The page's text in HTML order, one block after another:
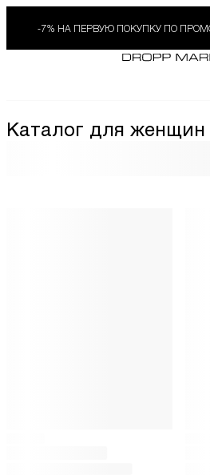
-7% НА ПЕРВУЮ ПОКУПКУ ПО
Каталог для женщин